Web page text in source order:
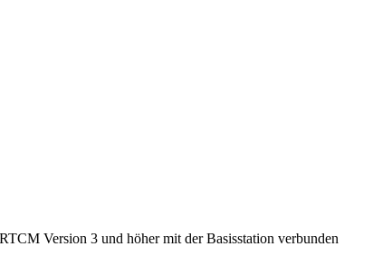
Version 3 und höher mit der Basisstation verbunden